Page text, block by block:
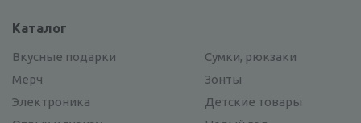
Каталог
Вкусные подарки
Мерч
Электроника
Сумки, рюкзаки
Зонты
Детские товары